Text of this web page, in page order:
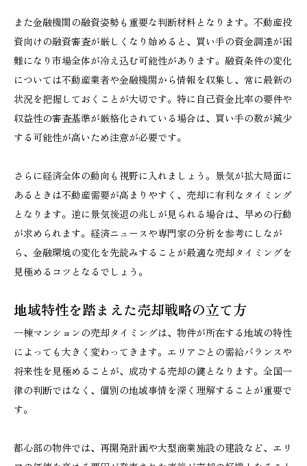
また金融機関の融資姿勢も重要な判断材料となります。不動産投
資向けの融資審査が厳しくなり始めると、買い手の資金調達が困
難になり市場全体が冷え込む可能性があります。融資条件の変化
については不動産業者や金融機関から情報を収集し、常に最新の
状況を把握しておくことが大切です。特に自己資金比率の要件や
収益性の審査基準が厳格化されている場合は、買い手の数が減少
する可能性が高いため注意が必要です。
さらに経済全体の動向も視野に入れましょう。景気が拡大局面に
あるときは不動産需要が高まりやすく、売却に有利なタイミング
となります。逆に景気後退の兆しが見られる場合は、早めの行動
が求められます。経済ニュースや専門家の分析を参考にしなが
ら、金融環境の変化を先読みすることが最適な売却タイミングを
見極めるコツとなるでしょう。
地域特性を踏まえた売却戦略の立て方
一棟マンションの売却タイミングは、物件が所在する地域の特性
によっても大きく変わってきます。エリアごとの需給バランスや
将来性を見極めることが、成功する売却の鍵となります。全国一
律の判断ではなく、個別の地域事情を深く理解することが重要で
す。
都心部の物件では、再開発計画や大型商業施設の建設など、エリ